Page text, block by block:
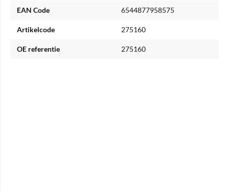
EAN Code 6544877958575
Artikelcode 275160
OE referentie 275160